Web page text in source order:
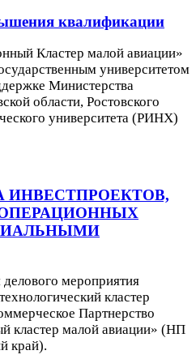
квалификации
Кластер малой авиации»
университетом
Министерства
области, Ростовского
университета (РИНХ)
ИНВЕСТПРОЕКТОВ,
мероприятия
кластер
Партнерство
кластер малой авиации» (НП
край).